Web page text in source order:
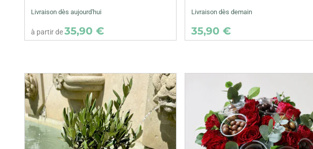
Livraison dès aujourd'hui
à partir de35,90 €
Livraison dès demain
35,90 €